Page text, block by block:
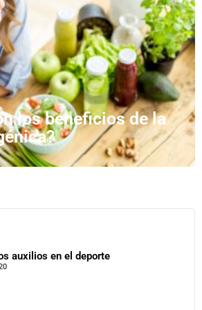
los beneficios de la
auxilios en el deporte